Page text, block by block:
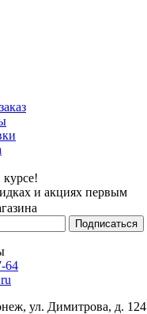
курсе!
и акциях первым
64
ул. Димитрова, д. 124